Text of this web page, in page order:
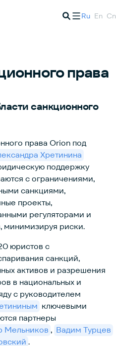
Ru En Cn
права
санкционного
права Orion под
Хретинина
поддержку
с ограничениями,
санкциями,
проекты,
регуляторами и
минимизируя риски.
юристов с
санкций,
активов и разрешения
в национальных и
с руководителем
ключевыми
партнеры
Мельников , Вадим Турцев
.